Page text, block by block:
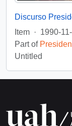
Item · 1990-
Part of
Untitled